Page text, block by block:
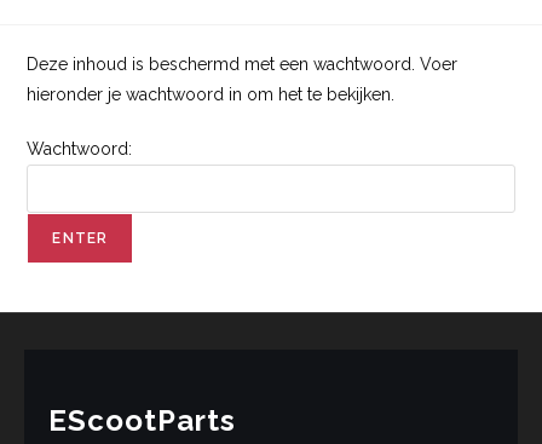
Deze inhoud is beschermd met een wachtwoord. Voer
hieronder je wachtwoord in om het te bekijken.
Wachtwoord:
EScootParts